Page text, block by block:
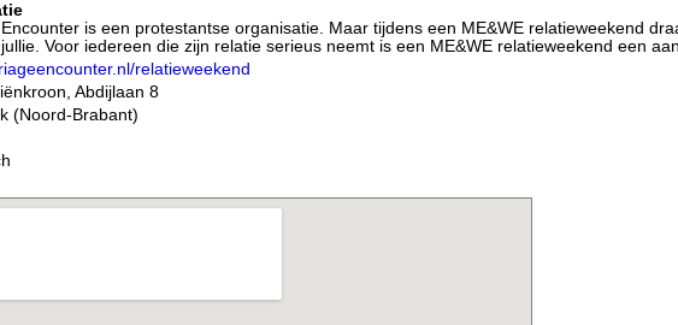
is een protestantse organisatie. Maar tijdens een ME&WE relatieweekend
Voor iedereen die zijn relatie serieus neemt is een ME&WE relatieweekend een
relatieweekend
Abdijlaan 8
(Noord-Brabant)